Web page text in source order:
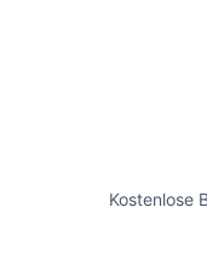
Kostenlose